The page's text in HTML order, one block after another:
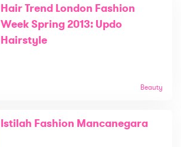
Hair Trend London Fashion
Week Spring 2013: Updo
Hairstyle
Beauty
Istilah Fashion Mancanegara